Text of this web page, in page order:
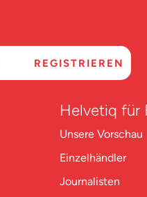
Helvetiq für
Unsere Vorschau
Einzelhändler
Journalisten